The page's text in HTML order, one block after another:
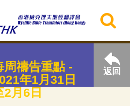
周禱告重點 -
年1月31日
2月6日
返回